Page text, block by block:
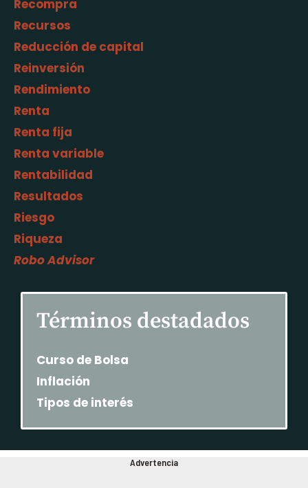
Recompra
Recursos
Reducción de capital
Reinversión
Rendimiento
Renta
Renta fija
Renta variable
Rentabilidad
Resultados
Riesgo
Riqueza
Robo Advisor
Términos destadados
Curso de Bolsa
Inflación
Tipos de interés
Advertencia